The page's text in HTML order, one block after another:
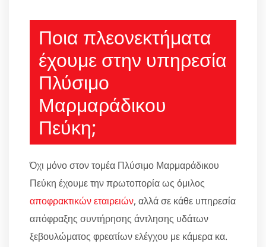
Ποια πλεονεκτήματα
έχουμε στην υπηρεσία
Πλύσιμο
Μαρμαράδικου
Πεύκη;
Όχι μόνο στον τομέα Πλύσιμο Μαρμαράδικου
Πεύκη έχουμε την πρωτοπορία ως όμιλος
αποφρακτικών εταιρειών, αλλά σε κάθε υπηρεσία
απόφραξης συντήρησης άντλησης υδάτων
ξεβουλώματος φρεατίων ελέγχου με κάμερα κα.